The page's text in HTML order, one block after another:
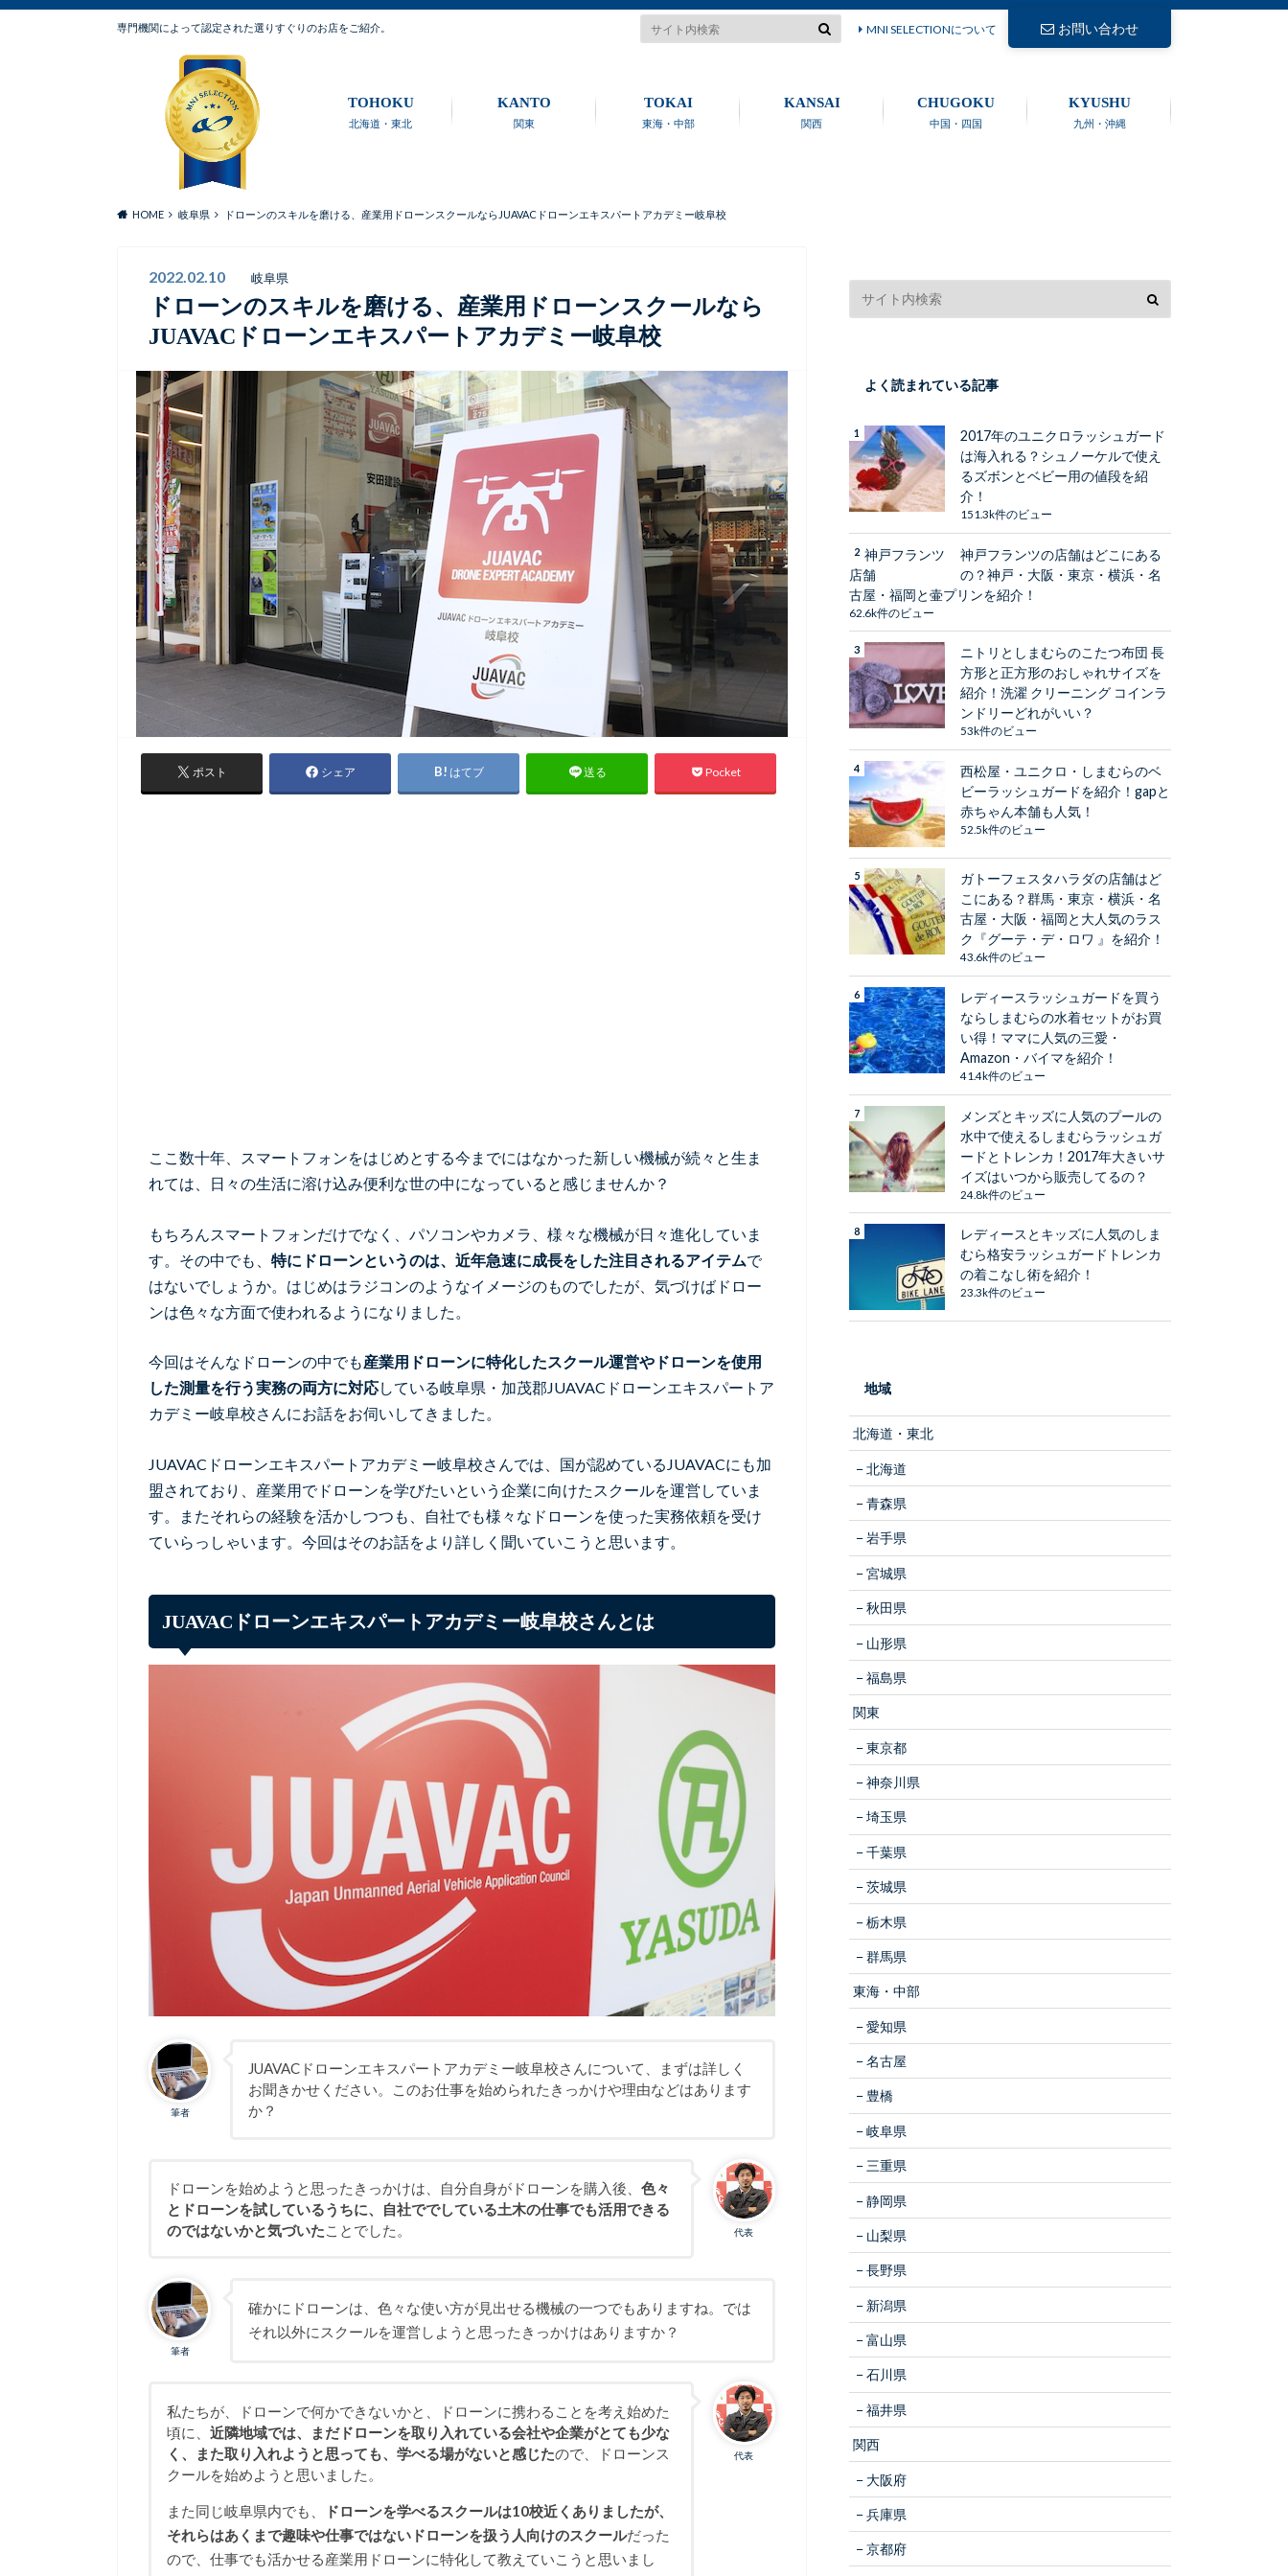
専門機関によって認定された選りすぐりのお店をご紹介。 お問い合わせ
MNI SELECTIONについて
北海道・東北
TOHOKU
関東
KANTO
東海・中部
TOKAI
関西
KANSAI
中国・四国
CHUGOKU
九州・沖縄
KYUSHU
HOME 岐阜県 ドローンのスキルを磨ける、産業用ドローンスクールならJUAVACドローンエキスパートアカデミー岐阜校
2022.02.10 岐阜県
ドローンのスキルを磨ける、産業用ドローンスクールなら
JUAVACドローンエキスパートアカデミー岐阜校
ポスト シェア はてブ 送る Pocket
ここ数十年、スマートフォンをはじめとする今までにはなかった新しい機械が続々と生ま
れては、日々の生活に溶け込み便利な世の中になっていると感じませんか？
もちろんスマートフォンだけでなく、パソコンやカメラ、様々な機械が日々進化していま
す。その中でも、 特にドローンというのは、近年急速に成長をした注目されるアイテムで
はないでしょうか。はじめはラジコンのようなイメージのものでしたが、気づけばドロー
ンは色々な方面で使われるようになりました。
今回はそんなドローンの中でも産業用ドローンに特化したスクール運営やドローンを使用
した測量を行う実務の両方に対応している岐阜県・加茂郡JUAVACドローンエキスパートア
カデミー岐阜校さんにお話をお伺いしてきました。
JUAVACドローンエキスパートアカデミー岐阜校さんでは、国が認めているJUAVACにも加
盟されており、産業用でドローンを学びたいという企業に向けたスクールを運営していま
す。またそれらの経験を活かしつつも、自社でも様々なドローンを使った実務依頼を受け
ていらっしゃいます。今回はそのお話をより詳しく聞いていこうと思います。
JUAVACドローンエキスパートアカデミー岐阜校さんとは
筆者
JUAVACドローンエキスパートアカデミー岐阜校さんについて、まずは詳しく
お聞きかせください。このお仕事を始められたきっかけや理由などはあります
か？
代表
ドローンを始めようと思ったきっかけは、自分自身がドローンを購入後、色々
とドローンを試しているうちに、自社ででしている土木の仕事でも活用できる
のではないかと気づいたことでした。
筆者
確かにドローンは、色々な使い方が見出せる機械の一つでもありますね。では
それ以外にスクールを運営しようと思ったきっかけはありますか？
代表
私たちが、ドローンで何かできないかと、ドローンに携わることを考え始めた
頃に、近隣地域では、まだドローンを取り入れている会社や企業がとても少な
く、また取り入れようと思っても、学べる場がないと感じたので、ドローンス
クールを始めようと思いました。
また同じ岐阜県内でも、
ドローンを学べるスクールは10校近くありましたが、
それらはあくまで趣味や仕事ではないドローンを扱う人向けのスクールだった
ので、仕事でも活かせる産業用ドローンに特化して教えていこうと思いまし
よく読まれている記事
2017年のユニクロラッシュガード
は海入れる？シュノーケルで使え
るズボンとベビー用の値段を紹
介！
151.3k件のビュー
神戸フランツの店舗はどこにある
の？神戸・大阪・東京・横浜・名
古屋・福岡と壷プリンを紹介！
62.6k件のビュー
ニトリとしまむらのこたつ布団 長
方形と正方形のおしゃれサイズを
紹介！洗濯 クリーニング コインラ
ンドリーどれがいい？
53k件のビュー
西松屋・ユニクロ・しまむらのベ
ビーラッシュガードを紹介！gapと
赤ちゃん本舗も人気！
52.5k件のビュー
ガトーフェスタハラダの店舗はど
こにある？群馬・東京・横浜・名
古屋・大阪・福岡と大人気のラス
ク『グーテ・デ・ロワ 』を紹介！
43.6k件のビュー
レディースラッシュガードを買う
ならしまむらの水着セットがお買
い得！ママに人気の三愛・
Amazon・バイマを紹介！
41.4k件のビュー
メンズとキッズに人気のプールの
水中で使えるしまむらラッシュガ
ードとトレンカ！2017年大きいサ
イズはいつから販売してるの？
24.8k件のビュー
レディースとキッズに人気のしま
むら格安ラッシュガードトレンカ
の着こなし術を紹介！
23.3k件のビュー
地域
北海道・東北
北海道
青森県
岩手県
宮城県
秋田県
山形県
福島県
関東
東京都
神奈川県
埼玉県
千葉県
茨城県
栃木県
群馬県
東海・中部
愛知県
名古屋
豊橋
岐阜県
三重県
静岡県
山梨県
長野県
新潟県
富山県
石川県
福井県
関西
大阪府
兵庫県
京都府